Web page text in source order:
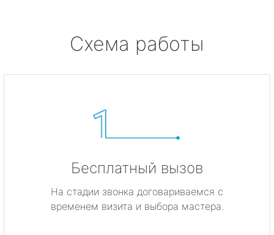
Схема работы
Бесплатный вызов
На стадии звонка договариваемся с
временем визита и выбора мастера.